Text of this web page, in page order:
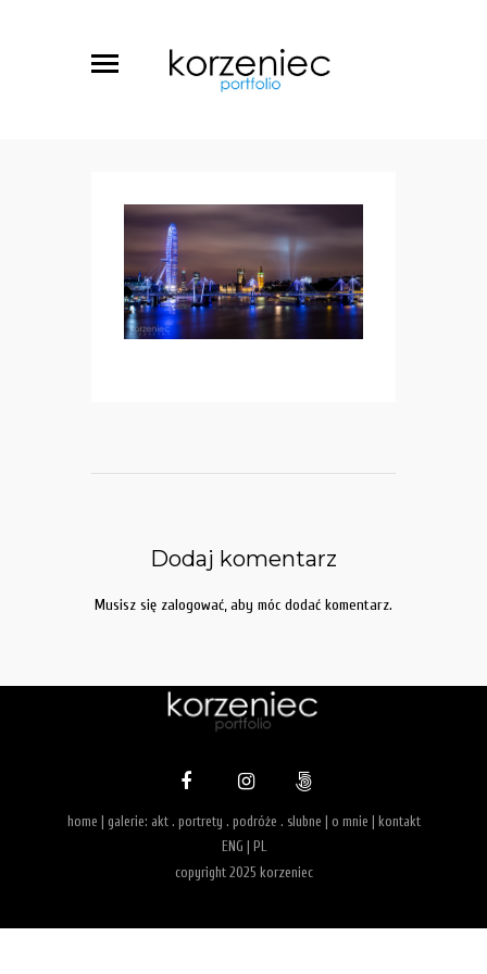
Dodaj komentarz
Musisz się zalogować, aby móc dodać komentarz.
home | galerie: akt. portrety . podróże . slubne o mnie
kontakt
ENG
PL
copyright 2025 korzeniec